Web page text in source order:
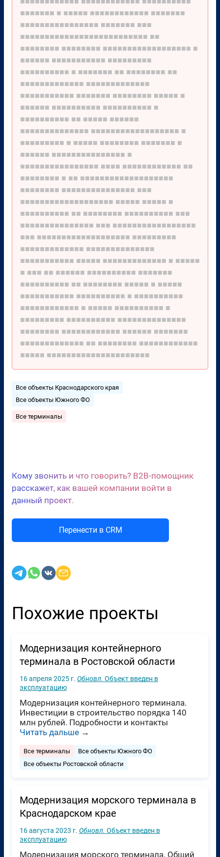
■■■■■■■ ■ ■■■■■ ■■■■■■■■■■■■ ■■■■■■■
■■■■■■■■■■■■■■■■ ■■■■■■■ ■■■
■■■■■■■■■■■■■■■■■■■■■■■■■■ ■■
■■■■■■■■ ■■■■■■■■ ■■■■■■■■■■■■■■■■■■ ■
■■■■■■ ■■■■■■■■■■■ ■■■■■■■■■
■■■■■■■■■■ ■ ■■■■■■■ ■■ ■■■■■■■■ ■■
■■■■■■■■■■■■■ ■■■■■■■■■■■■■
■■■■■■■■■■■ ■■■■■■■ ■■■■■■■■ ■■■■■ ■
■■■■■■ ■■■■■■■■■■ ■■■■■■■■■■ ■
■■■■■■■■■■ ■■ ■■■■■ ■■■■■■
■■■■■■■■■■■■■■ ■■■■■■■■■■■■■■■■■■ ■
■■■■■■■■■ ■ ■■■■■ ■■■■■■■■ ■■■■■■■ ■
■■■■■■ ■■■■■■■■■■■■■■■ ■
■■■■■■■■■■■■■■■■ ■■■■ ■■■■■■■■■■■■ ■■
■■■■■■■■ ■ ■■ ■■■■■■■■■■■■■■■■■■■
■■■■■■■■ ■■■■■■■■■■■■■■■ ■■■
■■■■■■■■■■■■■■■■■■■ ■■■■■ ■■■■■ ■
■■■■■■■■■■ ■■ ■■■■■■■■ ■■■■■■■■■■ ■■■
■■■■■■■■■■■■■■■ ■■■ ■■■■■■■■■■■■■■■■■
■■■ ■■■■■■■■■■■■■■■■■■■ ■■■■■■■■■
■■■■■■■■■■■■■ ■■■■■■■■■■■■■■
■■■■■■■■■■■ ■■■■■ ■■■■■■■■■■■■■ ■ ■■■■■
■ ■■■ ■■ ■■■■■■ ■■■■■■■■■■ ■■■■■■■
■■■■■■■■■■ ■■ ■■■■■■■■ ■■■■■ ■ ■■■■■
■■■■■■■■■■■ ■■■■■■■■■■ ■ ■■■■■■■■■■
■■■■■■■■■■■■ ■ ■■■■■ ■■■■■■■■■■ ■
■■■■■■■■■ ■■■■■■■■■■ ■■■■■■■■■■■■■■
■■■■■■■■ ■■■■■■■■■■■■ ■■■■■■ ■■■■■■■
■■■■■■■■■■■■■ ■■ ■■■■■■■■ ■■■■■■■■■■■■
■■■■■ ■■■■■■■■■■■■■■■■■■■■■
Все объекты Краснодарского края
Все объекты Южного ФО
Все терминалы
Кому звонить и что говорить? B2B-помощник
расскажет, как вашей компании войти в
данный проект.
Перенести в CRM
Похожие проекты
Модернизация контейнерного
терминала в Ростовской области
16 апреля 2025 г. Обновл. Объект введен в
эксплуатацию
Модернизация контейнерного терминала.
Инвестиции в строительство порядка 140
млн рублей. Подробности и контакты
Читать дальше →
Все терминалы
Все объекты Южного ФО
Все объекты Ростовской области
Модернизация морского терминала в
Краснодарском крае
16 августа 2023 г. Обновл. Объект введен в
эксплуатацию
Модернизация морского терминала. Общий